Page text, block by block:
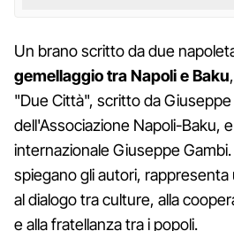
Un brano scritto da due
gemellaggio tra Napoli e Baku
"Due Città", scritto da
dell'Associazione Napoli-Baku,
internazionale Giuseppe
spiegano gli autori,
al dialogo tra culture, alla
e alla fratellanza tra i popoli.